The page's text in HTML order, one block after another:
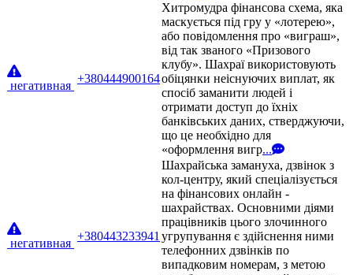
негативная
+380444900164
Хитромудра фінансова схема, яка
маскується під гру у «лотерею»,
або повідомлення про «виграш»,
від так званого «Призового
клубу». Шахраї використовують
обіцянки неіснуючих виплат, як
спосіб заманити людей і
отримати доступ до їхніх
банківських даних, стверджуючи,
що це необхідно для
«оформлення вигр...
негативная
+380443233941
Шахрайська замануха, дзвінок з
кол-центру, який спеціалізується
на фінансових онлайн -
шахрайствах. Основними діями
працівників цього злочинного
угрупування є здійснення ними
телефонних дзвінків по
випадковим номерам, з метою